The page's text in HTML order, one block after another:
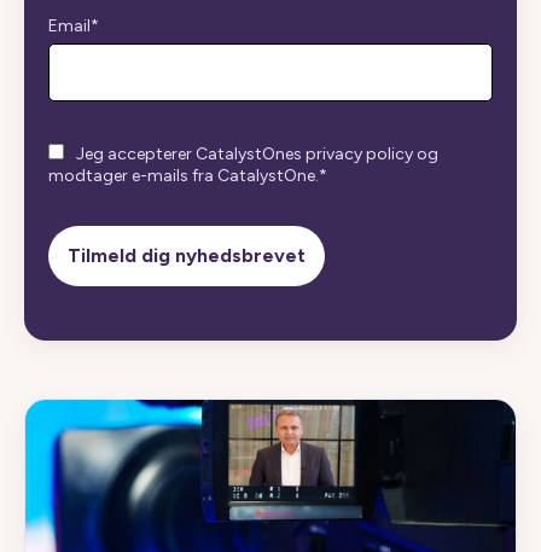
Email*
Jeg accepterer CatalystOnes privacy policy og
modtager e-mails fra CatalystOne.*